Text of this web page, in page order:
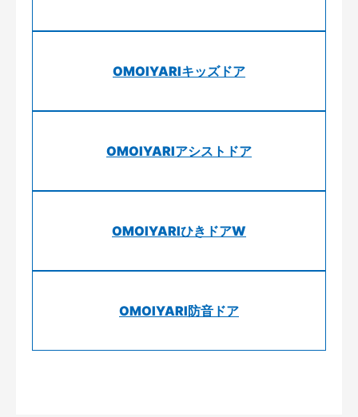
OMOIYARIキッズドア
OMOIYARIアシストドア
OMOIYARIひきドアW
OMOIYARI防音ドア